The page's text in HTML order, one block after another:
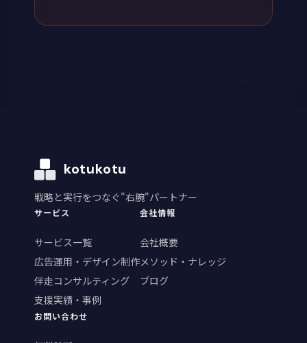
kotukotu
戦略と実行をつなぐ"右腕"パートナー
サービス
サービス一覧
広告運用・デザイン制作
伴走コンサルティング
支援実績・事例
会社情報
会社概要
メソッド・ナレッジ
ブログ
お問い合わせ